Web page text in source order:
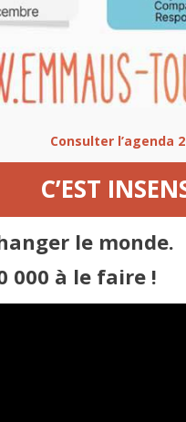
Consulter l’agenda
C’EST
le monde.
000 à le faire !